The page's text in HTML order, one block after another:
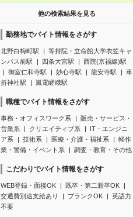
他の検索結果を見る
勤務地でバイト情報をさがす
北野白梅町駅
等持院・立命館大学衣笠キャ
ンパス前駅
四条大宮駅
西院(京福線)駅
御室仁和寺駅
妙心寺駅 龍安寺駅
車
折神社駅
嵐電嵯峨駅
職種でバイト情報をさがす
事務・オフィスワーク系
販売・サービス・
営業系
クリエイティブ系
IT・エンジニ
ア系
技術系 医療・介護・福祉系
軽作
業・警備・イベント系
調査・教育・その他
こだわりでバイト情報をさがす
WEB登録・面接OK
既卒・第二新卒OK
交通費別途支給あり
ブランクOK
英語力
不要